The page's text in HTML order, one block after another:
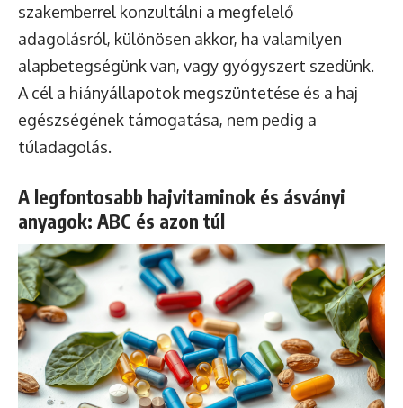
szakemberrel konzultálni a megfelelő
adagolásról, különösen akkor, ha valamilyen
alapbetegségünk van, vagy gyógyszert szedünk.
A cél a hiányállapotok megszüntetése és a haj
egészségének támogatása, nem pedig a
túladagolás.
A legfontosabb hajvitaminok és ásványi
anyagok: ABC és azon túl